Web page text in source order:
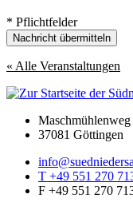
* Pflichtfelder
Nachricht übermitteln
« Alle Veranstaltungen
37081 Göttingen
T +49 551 270
F +49 551 270